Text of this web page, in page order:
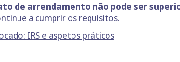
de arrendamento não pode ser
a cumprir os requisitos.
IRS e aspetos práticos